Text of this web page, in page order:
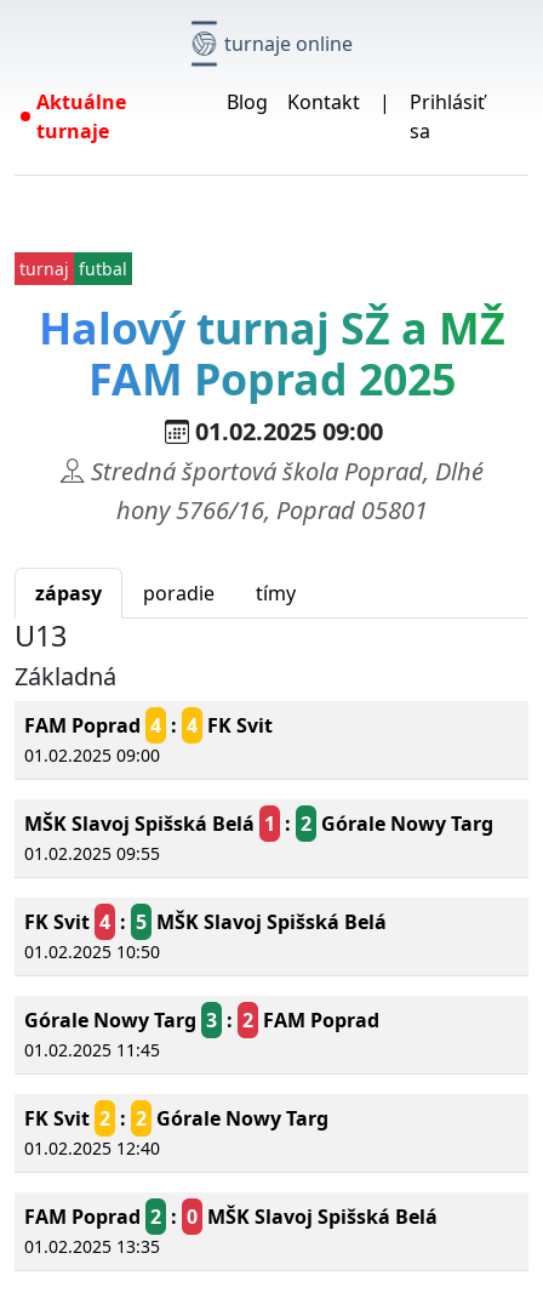
turnaje online
Aktuálne
turnaje
Blog Kontakt |
Prihlásiť
sa
turnaj futbal
Halový turnaj SŽ a MŽ
FAM Poprad 2025
01.02.2025 09:00
Stredná športová škola Poprad, Dlhé
hony 5766/16, Poprad 05801
zápasy poradie tímy
U13
Základná
FAM Poprad 4 : 4 FK Svit
01.02.2025 09:00
MŠK Slavoj Spišská Belá 1 : 2 Górale Nowy Targ
01.02.2025 09:55
FK Svit 4 : 5 MŠK Slavoj Spišská Belá
01.02.2025 10:50
Górale Nowy Targ 3 : 2 FAM Poprad
01.02.2025 11:45
FK Svit 2 : 2 Górale Nowy Targ
01.02.2025 12:40
FAM Poprad 2 : 0 MŠK Slavoj Spišská Belá
01.02.2025 13:35